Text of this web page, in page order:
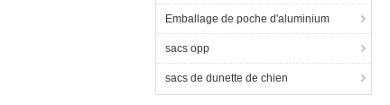
Emballage de poche d'aluminium
sacs opp
sacs de dunette de chien